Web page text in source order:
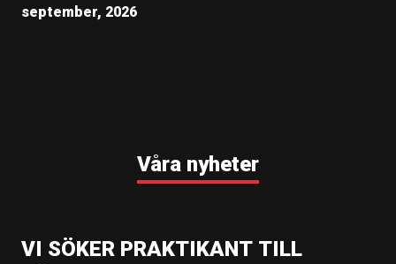
september, 2026
Våra nyheter
VI SÖKER PRAKTIKANT TILL